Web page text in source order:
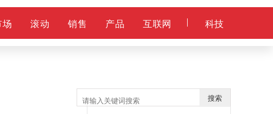
滚动 销售 产品 互联网 科技
搜索